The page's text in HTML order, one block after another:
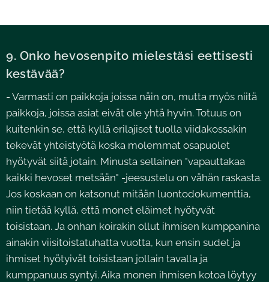
9. Onko hevosenpito mielestäsi eettisesti
kestävää?
- Varmasti on paikkoja joissa näin on, mutta myös niitä
paikkoja, joissa asiat eivät ole yhtä hyvin. Totuus on
kuitenkin se, että kyllä erilajiset tuolla viidakossakin
tekevät yhteistyötä koska molemmat osapuolet
hyötyvät siitä jotain. Minusta sellainen "vapauttakaa
kaikki hevoset metsään" -jeesustelu on vähän raskasta.
Jos koskaan on katsonut mitään luontodokumenttia,
niin tietää kyllä, että monet eläimet hyötyvät
toisistaan. Ja onhan koirakin ollut ihmisen kumppanina
ainakin viisitoistatuhatta vuotta, kun ensin sudet ja
ihmiset hyötyivät toisistaan jollain tavalla ja
kumppanuus syntyi. Aika monen ihmisen kotoa löytyy